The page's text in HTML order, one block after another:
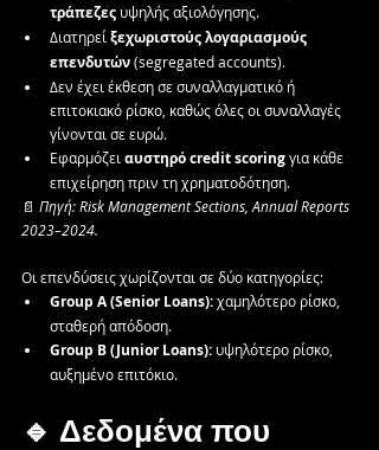
τράπεζες υψηλής αξιολόγησης.
Διατηρεί ξεχωριστούς λογαριασμούς
επενδυτών (segregated accounts).
Δεν έχει έκθεση σε συναλλαγματικό ή
επιτοκιακό ρίσκο, καθώς όλες οι συναλλαγές
γίνονται σε ευρώ.
Εφαρμόζει αυστηρό credit scoring για κάθε
επιχείρηση πριν τη χρηματοδότηση.
📄 Πηγή: Risk Management Sections, Annual Reports
2023–2024.
Οι επενδύσεις χωρίζονται σε δύο κατηγορίες:
Group A (Senior Loans): χαμηλότερο ρίσκο,
σταθερή απόδοση.
Group B (Junior Loans): υψηλότερο ρίσκο,
αυξημένο επιτόκιο.
🔹 Δεδομένα που